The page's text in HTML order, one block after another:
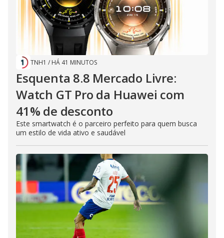
TNH1 / HÁ 41 MINUTOS
Esquenta 8.8 Mercado Livre:
Watch GT Pro da Huawei com
41% de desconto
Este smartwatch é o parceiro perfeito para quem busca
um estilo de vida ativo e saudável